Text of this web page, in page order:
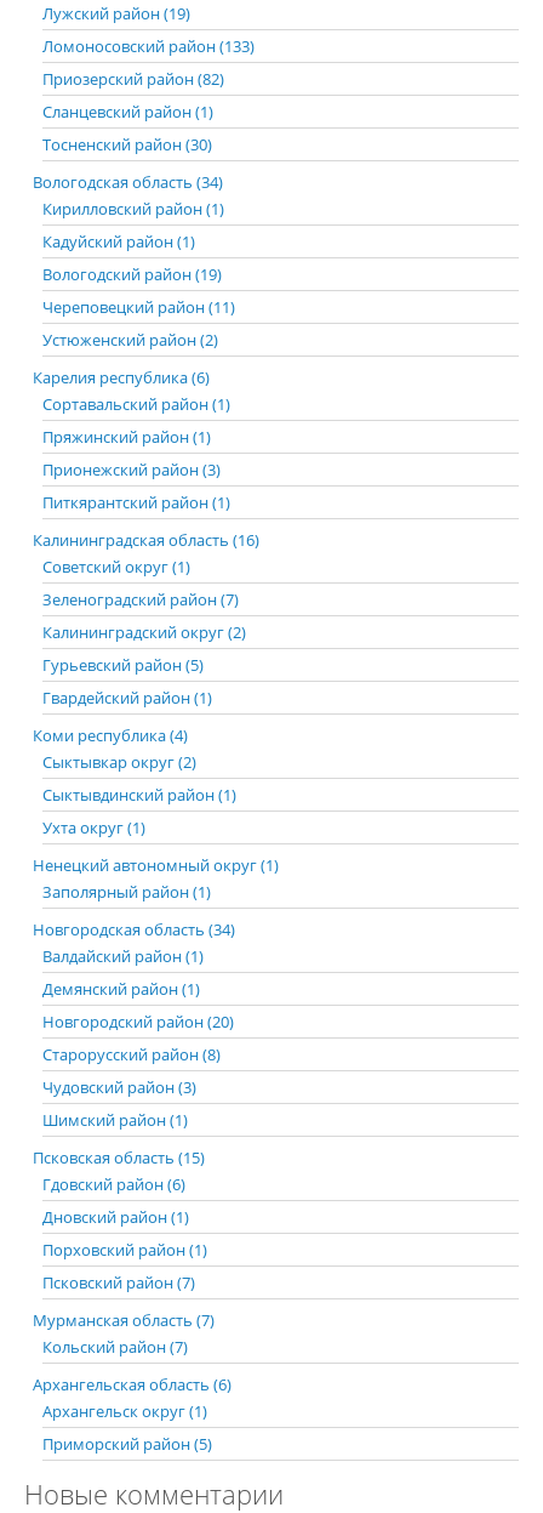
Лужский район (19)
Ломоносовский район (133)
Приозерский район (82)
Сланцевский район (1)
Тосненский район (30)
Вологодская область (34)
Кирилловский район (1)
Кадуйский район (1)
Вологодский район (19)
Череповецкий район (11)
Устюженский район (2)
Карелия республика (6)
Сортавальский район (1)
Пряжинский район (1)
Прионежский район (3)
Питкярантский район (1)
Калининградская область (16)
Советский округ (1)
Зеленоградский район (7)
Калининградский округ (2)
Гурьевский район (5)
Гвардейский район (1)
Коми республика (4)
Сыктывкар округ (2)
Сыктывдинский район (1)
Ухта округ (1)
Ненецкий автономный округ (1)
Заполярный район (1)
Новгородская область (34)
Валдайский район (1)
Демянский район (1)
Новгородский район (20)
Старорусский район (8)
Чудовский район (3)
Шимский район (1)
Псковская область (15)
Гдовский район (6)
Дновский район (1)
Порховский район (1)
Псковский район (7)
Мурманская область (7)
Кольский район (7)
Архангельская область (6)
Архангельск округ (1)
Приморский район (5)
Новые комментарии